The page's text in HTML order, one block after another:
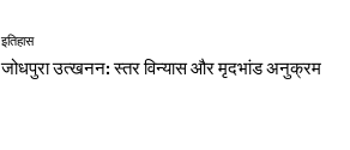
इतिहास
जोधपुरा उत्खनन: स्तर विन्यास और मृदभांड अनुक्रम